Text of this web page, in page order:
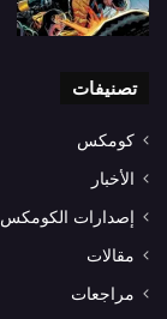
تصنيفات
كومكس
الأخبار
إصدارات الكومكس
مقالات
مراجعات